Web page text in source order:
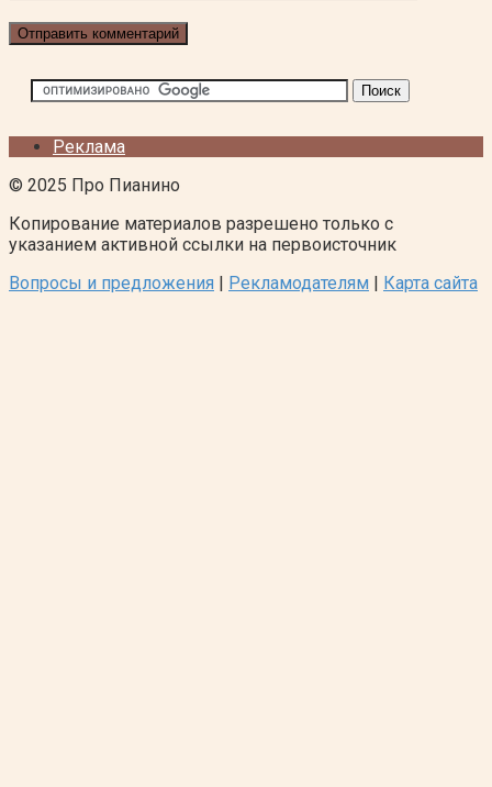
Реклама
© 2025 Про Пианино
Копирование материалов разрешено только с
указанием активной ссылки на первоисточник
Вопросы и предложения | Рекламодателям | Карта сайта